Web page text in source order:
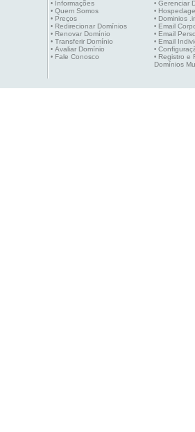
• Informações
• Quem Somos
• Preços
• Redirecionar Domínios
• Renovar Domínio
• Transferir Domínio
• Avaliar Domínio
• Fale Conosco
• Gerenciar
•
• Dominios
• Email
• Email
• Email
•
• Registro e
Domínios